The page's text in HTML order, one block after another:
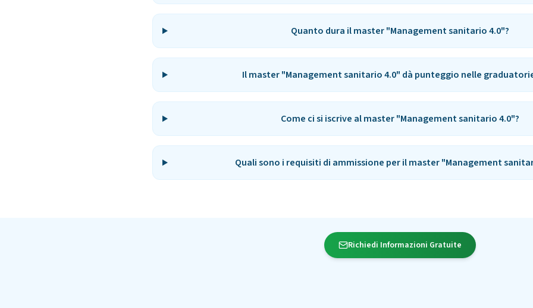
Quanto dura il master "Management sanitario 4.0"?
Il master "Management sanitario 4.0" dà punteggio nelle graduatorie
Come ci si iscrive al master "Management sanitario 4.0"?
Quali sono i requisiti di ammissione per il master "Management
Richiedi Informazioni Gratuite